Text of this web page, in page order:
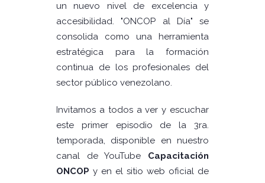
un nuevo nivel de excelencia y
accesibilidad. "ONCOP al Día" se
consolida como una herramienta
estratégica para la formación
continua de los profesionales del
sector público venezolano.
Invitamos a todos a ver y escuchar
este primer episodio de la 3ra.
temporada, disponible en nuestro
canal de YouTube Capacitación
ONCOP y en el sitio web oficial de